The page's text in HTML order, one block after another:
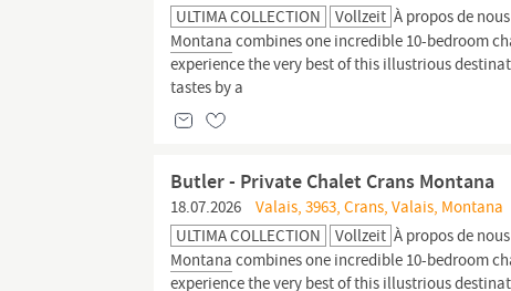
ULTIMA COLLECTION
Vollzeit À propos de
Montana combines one incredible 10-bedroom
experience the very best of this illustrious
tastes by a
Butler - Private Chalet Crans Montana
18.07.2026
Valais, 3963, Crans, Valais, Montana
ULTIMA COLLECTION
Vollzeit À propos de
Montana combines one incredible 10-bedroom
experience the very best of this illustrious